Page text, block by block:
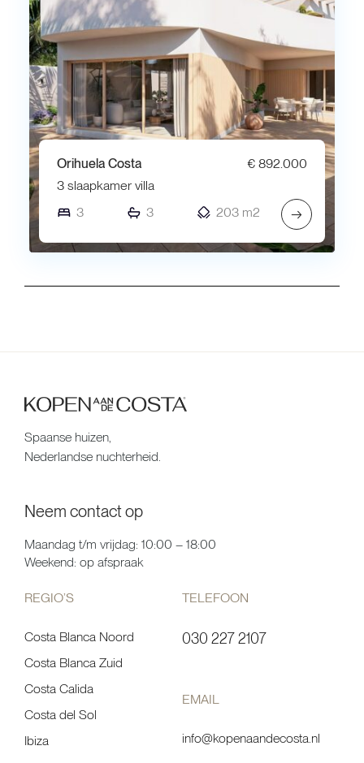
Orihuela Costa
€ 892.000
3 slaapkamer villa
3
3 203 m2 →
Spaanse huizen,
Nederlandse nuchterheid.
Neem contact op
Maandag t/m vrijdag: 10:00 – 18:00
Weekend: op afspraak
REGIO’S
Costa Blanca Noord
Costa Blanca Zuid
Costa Calida
Costa del Sol
Ibiza
TELEFOON
030 227 2107
EMAIL
info@kopenaandecosta.nl